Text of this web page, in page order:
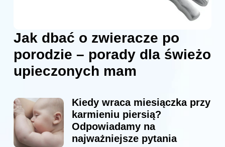
Jak dbać o zwieracze po
porodzie – porady dla świeżo
upieczonych mam
Kiedy wraca miesiączka przy
karmieniu piersią?
Odpowiadamy na
najważniejsze pytania